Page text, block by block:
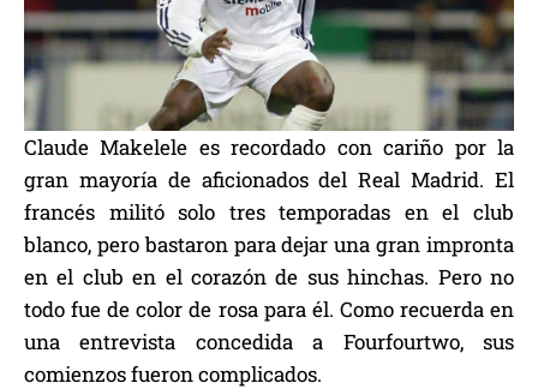
Claude Makelele es recordado con cariño por la
gran mayoría de aficionados del Real Madrid. El
francés militó solo tres temporadas en el club
blanco, pero bastaron para dejar una gran impronta
en el club en el corazón de sus hinchas. Pero no
todo fue de color de rosa para él. Como recuerda en
una entrevista concedida a Fourfourtwo, sus
comienzos fueron complicados.